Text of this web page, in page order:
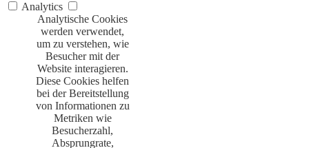
Analytics
Analytische Cookies
werden verwendet,
um zu verstehen, wie
Besucher mit der
Website interagieren.
Diese Cookies helfen
bei der Bereitstellung
von Informationen zu
Metriken wie
Besucherzahl,
Absprungrate,